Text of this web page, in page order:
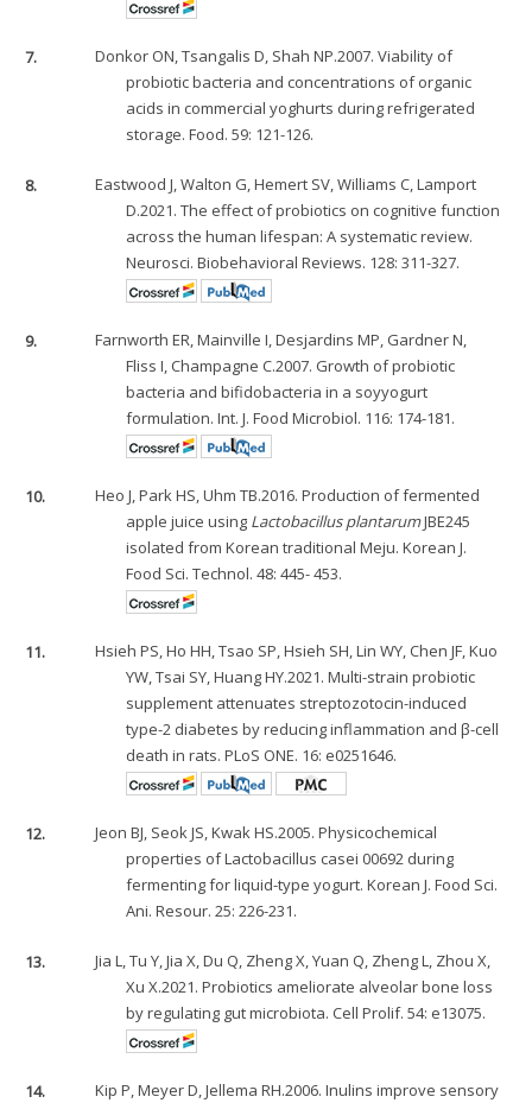
7.
Donkor ON, Tsangalis D, Shah NP.2007. Viability of
probiotic bacteria and concentrations of organic
acids in commercial yoghurts during refrigerated
storage. Food. 59: 121-126.
8.
Eastwood J, Walton G, Hemert SV, Williams C, Lamport
D.2021. The effect of probiotics on cognitive function
across the human lifespan: A systematic review.
Neurosci. Biobehavioral Reviews. 128: 311-327.
9.
Farnworth ER, Mainville I, Desjardins MP, Gardner N,
Fliss I, Champagne C.2007. Growth of probiotic
bacteria and bifidobacteria in a soyyogurt
formulation. Int. J. Food Microbiol. 116: 174-181.
10.
Heo J, Park HS, Uhm TB.2016. Production of fermented
apple juice using Lactobacillus plantarumJBE245
isolated from Korean traditional Meju. Korean J.
Food Sci. Technol. 48: 445- 453.
11.
Hsieh PS, Ho HH, Tsao SP, Hsieh SH, Lin WY, Chen JF, Kuo
YW, Tsai SY, Huang HY.2021. Multi-strain probiotic
supplement attenuates streptozotocin-induced
type-2 diabetes by reducing inflammation and β-cell
death in rats. PLoS ONE. 16: e0251646.
12.
Jeon BJ, Seok JS, Kwak HS.2005. Physicochemical
properties of Lactobacillus casei 00692 during
fermenting for liquid-type yogurt. Korean J. Food Sci.
Ani. Resour. 25: 226-231.
13.
Jia L, Tu Y, Jia X, Du Q, Zheng X, Yuan Q, Zheng L, Zhou X,
Xu X.2021. Probiotics ameliorate alveolar bone loss
by regulating gut microbiota. Cell Prolif. 54: e13075.
14.
Kip P, Meyer D, Jellema RH.2006. Inulins improve sensory